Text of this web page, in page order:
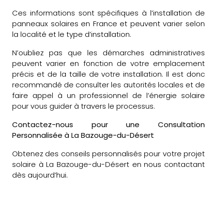
Ces informations sont spécifiques à l’installation de
panneaux solaires en France et peuvent varier selon
la localité et le type d’installation.
N’oubliez pas que les démarches administratives
peuvent varier en fonction de votre emplacement
précis et de la taille de votre installation. Il est donc
recommandé de consulter les autorités locales et de
faire appel à un professionnel de l’énergie solaire
pour vous guider à travers le processus.
Contactez-nous pour une Consultation
Personnalisée à La Bazouge-du-Désert
Obtenez des conseils personnalisés pour votre projet
solaire à La Bazouge-du-Désert en nous contactant
dès aujourd’hui.